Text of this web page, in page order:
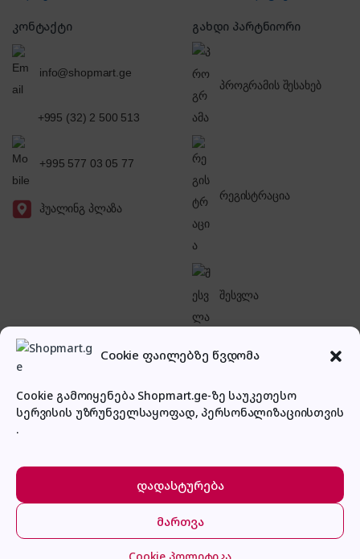
Cookie ფაილებზე წვდომა
Cookie გამოიყენება Shopmart.ge-ზე საუკეთესო
სერვისის უზრუნველსაყოფად, პერსონალიზაციისთვის
.
დადასტურება
მართვა
კონტაქტი
info@shopmart.ge
+995 (32) 2 500 513
+995 577 03 05 77
ჰუალინგ პლაზა
გახდი პარტნიორი
პროგრამის შესახებ
რეგისტრაცია
შესვლა
პირადი კაბინეტი
Arzum AR5051
მთავარი კატეგორიები კალათა შესვლა